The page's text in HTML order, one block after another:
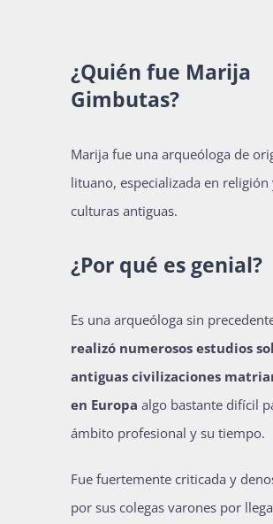
Bienvenida generación
¿Quién fue Marija
Gimbutas?
Marija fue una arqueóloga de
lituano, especializada en religión
culturas antiguas.
¿Por qué es genial?
Es una arqueóloga sin
realizó numerosos estudios
antiguas civilizaciones
en Europa algo bastante difícil
ámbito profesional y su tiempo.
Fue fuertemente criticada y
por sus colegas varones por